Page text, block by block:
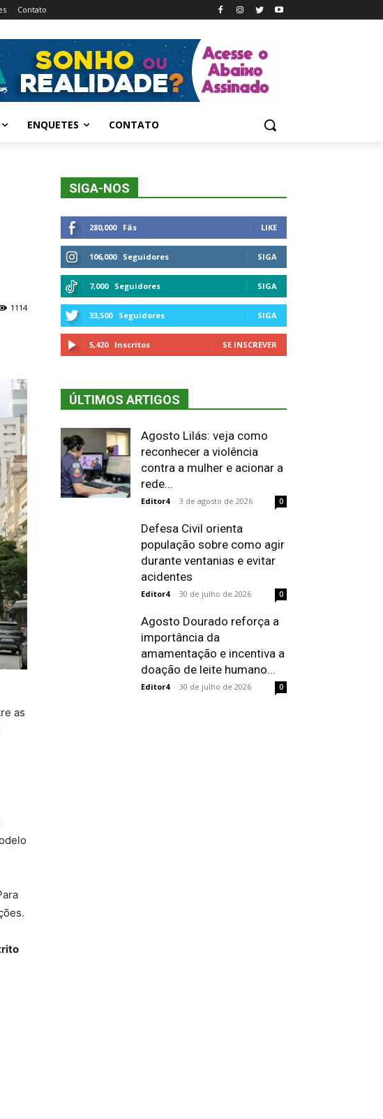
Contato
ENQUETES CONTATO
1114
as
SIGA-NOS
280,000 Fãs LIKE
106,000 Seguidores SIGA
7,000 Seguidores SIGA
33,500 Seguidores SIGA
5,420 Inscritos SE INSCREVER
ÚLTIMOS ARTIGOS
Agosto Lilás: veja como
reconhecer a violência
contra a mulher e acionar a
rede...
Editor4 - 3 de agosto de 2026 0
Defesa Civil orienta
população sobre como agir
durante ventanias e evitar
acidentes
Editor4 - 30 de julho de 2026 0
Agosto Dourado reforça a
importância da
amamentação e incentiva a
doação de leite humano...
Editor4 - 30 de julho de 2026 0